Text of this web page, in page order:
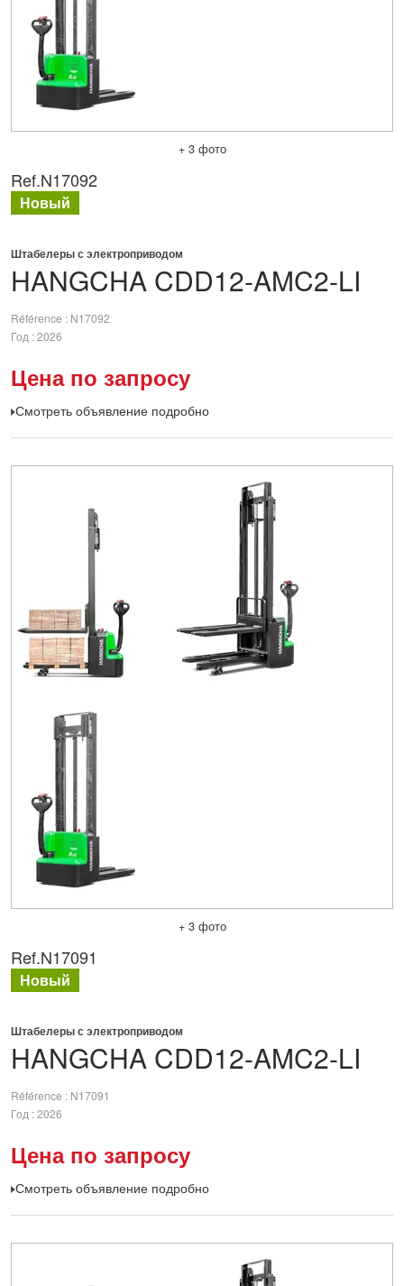
+ 3 фото
HANGCHA CDD12-AMC2-LI
Штабелеры с электроприводом
Référence
N17092
Год 2026
Цена по запросу
Смотреть объявление подробно
Ref.N17092
Новый
+ 3 фото
HANGCHA CDD12-AMC2-LI
Штабелеры с электроприводом
Référence
N17091
Год 2026
Цена по запросу
Смотреть объявление подробно
Ref.N17091
Новый